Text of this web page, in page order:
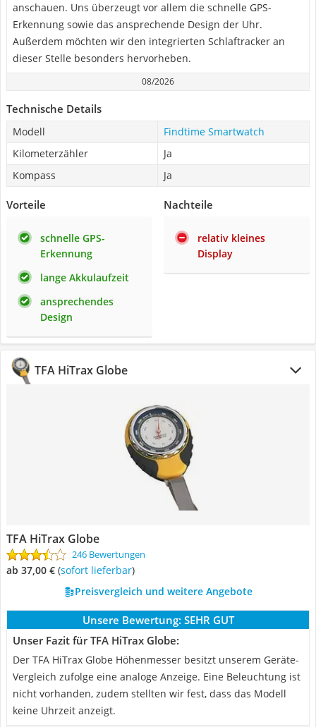
anschauen. Uns überzeugt vor allem die schnelle GPS-
Erkennung sowie das ansprechende Design der Uhr.
Außerdem möchten wir den integrierten Schlaftracker an
dieser Stelle besonders hervorheben.
08/2026
Technische Details
Modell
Findtime Smartwatch
Kilometerzähler
Ja
Kompass
Ja
Vorteile
schnelle GPS-
Erkennung
lange Akkulaufzeit
ansprechendes
Design
Nachteile
relativ kleines
Display
TFA HiTrax Globe
TFA HiTrax Globe
246 Bewertungen
ab 37,00 € ( Sofort lieferbar)
Preisvergleich und weitere Angebote
Unsere Bewertung: SEHR GUT
Unser Fazit für TFA HiTrax Globe:
Der TFA HiTrax Globe Höhenmesser besitzt unserem Geräte-
Vergleich zufolge eine analoge Anzeige. Eine Beleuchtung ist
nicht vorhanden, zudem stellten wir fest, dass das Modell
keine Uhrzeit anzeigt.